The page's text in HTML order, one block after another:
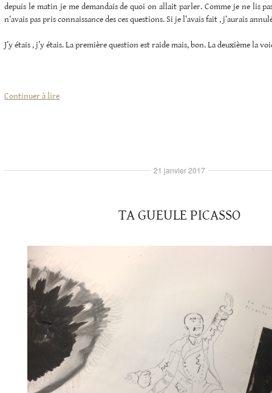
depuis le matin je me demandais de quoi on allait parler. Comme je ne lis
n’avais pas pris connaissance des ces questions. Si je l’avais fait , j’aurais
J’y étais , j’y étais. La première question est raide mais, bon. La deuxième la
Continuer à lire« VOITUREZ
TA GUEULE PICASSO
21 janvier 2017